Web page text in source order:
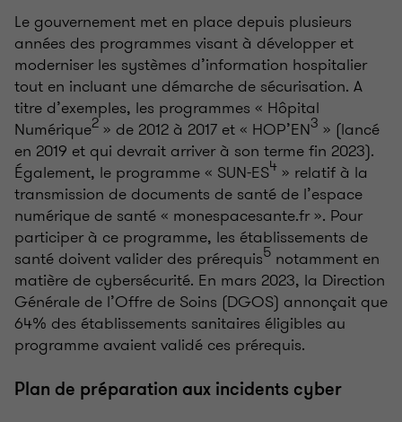
Le gouvernement met en place depuis plusieurs
années des programmes visant à développer et
moderniser les systèmes d’information hospitalier
tout en incluant une démarche de sécurisation. A
titre d’exemples, les programmes « Hôpital
Numérique2 » de 2012 à 2017 et « HOP’EN3 » (lancé
en 2019 et qui devrait arriver à son terme fin 2023).
Également, le programme « SUN-ES4 » relatif à la
transmission de documents de santé de l’espace
numérique de santé « monespacesante.fr ». Pour
participer à ce programme, les établissements de
santé doivent valider des prérequis5 notamment en
matière de cybersécurité. En mars 2023, la Direction
Générale de l’Offre de Soins (DGOS) annonçait que
64% des établissements sanitaires éligibles au
programme avaient validé ces prérequis.
Plan de préparation aux incidents cyber